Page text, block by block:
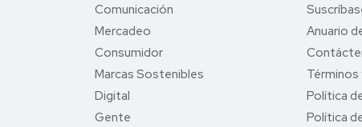
Comunicación
Mercadeo
Consumidor
Marcas Sostenibles
Digital
Gente
Anuario
Política
Política